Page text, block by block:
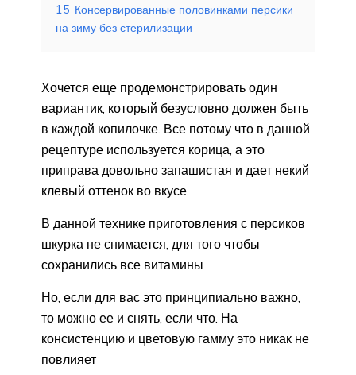
15 Консервированные половинками персики
на зиму без стерилизации
Хочется еще продемонстрировать один
вариантик, который безусловно должен быть
в каждой копилочке. Все потому что в данной
рецептуре используется корица, а это
приправа довольно запашистая и дает некий
клевый оттенок во вкусе.
В данной технике приготовления с персиков
шкурка не снимается, для того чтобы
сохранились все витамины
Но, если для вас это принципиально важно,
то можно ее и снять, если что. На
консистенцию и цветовую гамму это никак не
повлияет